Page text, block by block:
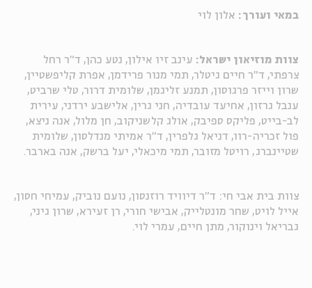
במאי ועורך: אלון לוי
צוות מוזיאון ישראל: עינב זיו אילון, נטע כהן, ד"ר רחל
צרפתי, ד"ר חיים גיטלר, תמי מנור פרידמן, אפרת קליפשטיין,
שרון וייזר פרגוסון, תמנע זליגמן, שלומית דרור, טלי שרביט,
ענבל גרזון, אחיעד עובדיה, חני גרין, אלישבע ירדני, עירית
לב-בייט, פליקס ספיבק, אולג קלשניקוב, חן מלול, אנה ניצא,
פול זכריה-רוו, דניאל גלפרין, ד"ר אמיתי מנדלסון, שלומית
שטיינברג, רויטל מזובר, תמי מיכאלי, יעל ברשק, אנה בארבר.
צוות בית אבי חי: ד"ר דיוויד רוזנסון, נועם נוביק, עמיחי חסון,
אייל לויט, שחר מונטלייק, אבישי חורי, רן זעירא, שרון גיני,
גבריאל וינוקור, מתן חיים, עמרי לוי.